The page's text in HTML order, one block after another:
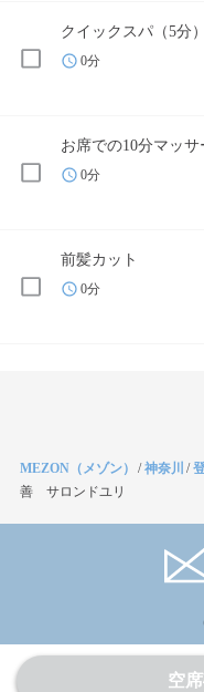
クイックスパ（5分）
0分
お席での10分マッサ
0分
前髪カット
0分
空
MEZON（メゾン） /神奈川 /
善 サロンドユリ